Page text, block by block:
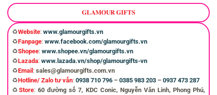
𝐆𝐋𝐀𝐌𝐎𝐔𝐑 𝐆𝐈𝐅𝐓𝐒
♻️Website: www.glamourgifts.vn
♻️Fanpage: www.facebook.com/glamourgifts.vn
♻️Shopee: www.shopee.vn/glamourgifts.vn
♻️Lazada: www.lazada.vn/shop/glamourgifts-vn
♻️Email : sales@glamourgifts.com.vn
♻️Hotline/ Zalo tư vấn: 0938 710 796 – 0385 983 203 – 0937 473 287
♻️Store:60 đường số 7, KDC Conic, Nguyễn Văn Linh, Phong Phú,